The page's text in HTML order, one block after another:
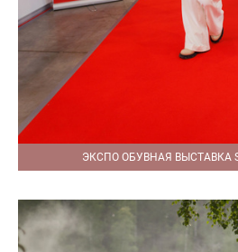
ЭКСПО ОБУВНАЯ ВЫСТАВКА